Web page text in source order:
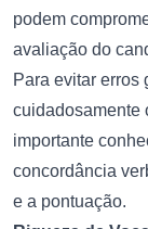
podem
avaliação do
Para evitar erros
cuidadosamente
importante
concordância
e a pontuação.